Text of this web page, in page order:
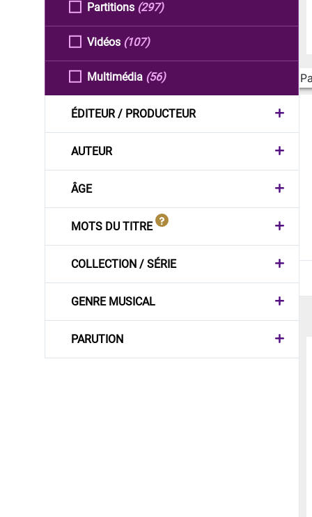
Partitions (297)
Vidéos (107)
Multimédia (56)
ÉDITEUR / PRODUCTEUR
AUTEUR
ÂGE
MOTS DU TITRE
COLLECTION / SÉRIE
GENRE MUSICAL
PARUTION